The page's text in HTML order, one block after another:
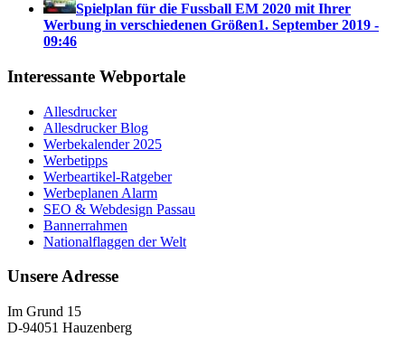
Spielplan für die Fussball EM 2020 mit Ihrer
Werbung in verschiedenen Größen1. September 2019 -
09:46
Interessante Webportale
Allesdrucker
Allesdrucker Blog
Werbekalender 2025
Werbetipps
Werbeartikel-Ratgeber
Werbeplanen Alarm
SEO & Webdesign Passau
Bannerrahmen
Nationalflaggen der Welt
Unsere Adresse
Im Grund 15
D-94051 Hauzenberg